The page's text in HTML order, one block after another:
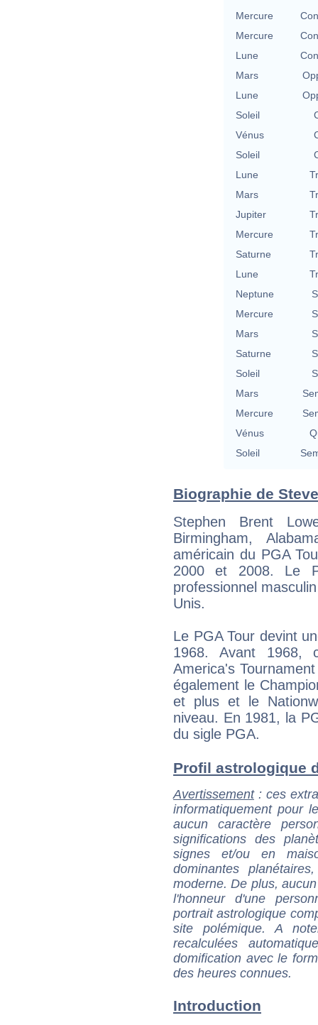
Mercure
Mercure
Lune
Mars
Lune
Soleil
Vénus
Soleil
Lune
Mars
Jupiter
Mercure
Saturne
Lune
Neptune
Mercure
Mars
Saturne
Soleil
Mars
Mercure
Vénus
Soleil
Biographie de
Stephen Brent
Birmingham,
américain du PGA
2000 et 2008. Le
professionnel
Unis.
Le PGA Tour devint
1968. Avant 1968,
America's
également le
et plus et le
niveau. En 1981, la
du sigle PGA.
Profil astrologique
Avertissement: ces
informatiquement pour
aucun caractère
significations des
signes et/ou en
dominantes
moderne. De plus,
l'honneur d'une
portrait astrologique
site polémique. A
recalculées
domification avec le
des heures connues.
Introduction